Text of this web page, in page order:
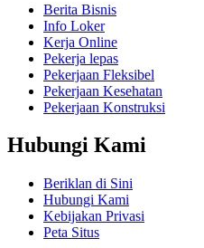
Berita Bisnis
Info Loker
Kerja Online
Pekerja lepas
Pekerjaan Fleksibel
Pekerjaan Kesehatan
Pekerjaan Konstruksi
Hubungi Kami
Beriklan di Sini
Hubungi Kami
Kebijakan Privasi
Peta Situs